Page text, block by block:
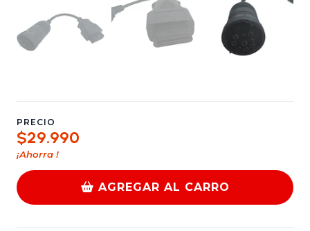
PRECIO
$29.990
¡Ahorra !
AGREGAR AL CARRO